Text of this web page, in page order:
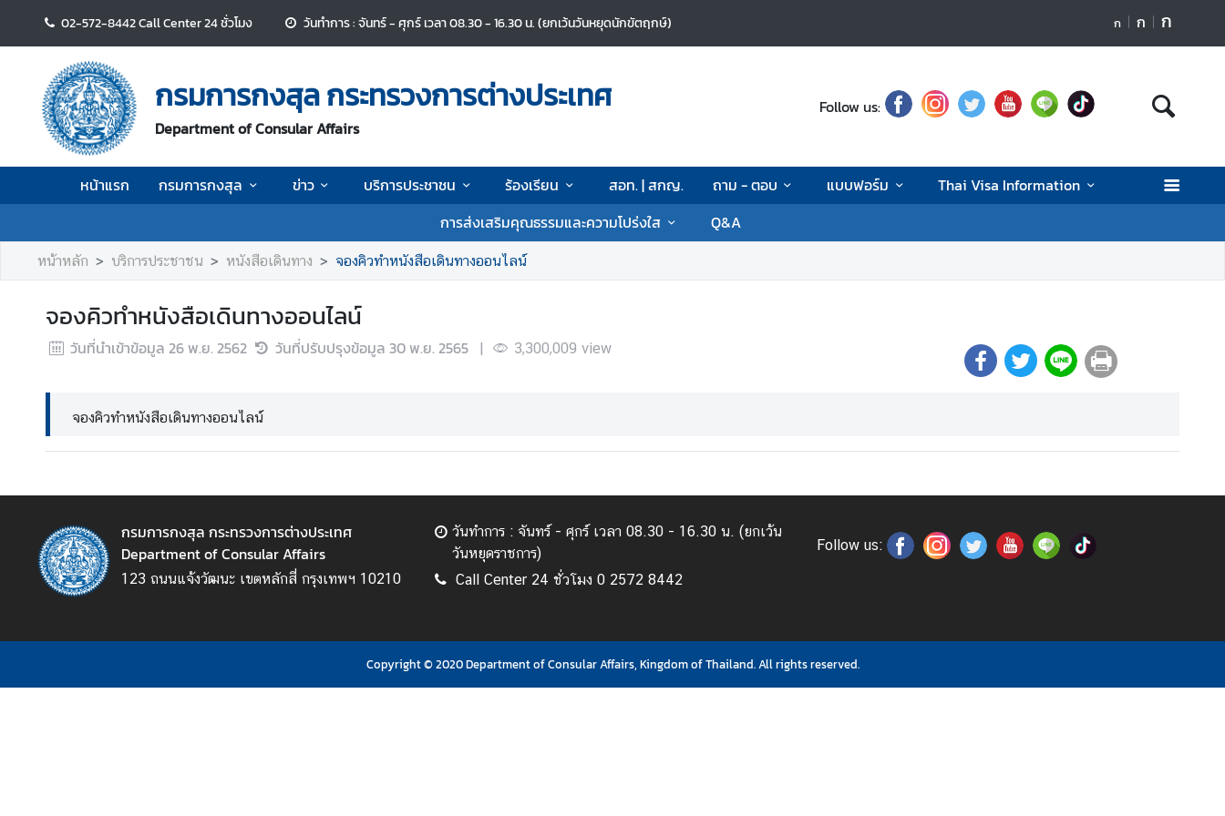
02-572-8442 Call Center 24 ชั่วโมง วันทำการ : จันทร์ - ศุกร์ เวลา 08.30 - 16.30 น. (ยกเว้นวันหยุดนักขัตฤกษ์) ก ก ก
กรมการกงสุล กระทรวงการต่างประเทศ
Department of Consular Affairs
Follow us:
หน้าแรก กรมการกงสุล ข่าว บริการประชาชน ร้องเรียน สอท. | สกญ. ถาม - ตอบ แบบฟอร์ม
Thai Visa Information
การส่งเสริมคุณธรรมและความโปร่งใส
Q&A
น้
า
แ
ก
ก
ม
ก
ร
ก
ง
บ
ริ
หน้าหลัก บริการประชาชน หนังสือเดินทาง จองคิวทำหนังสือเดินทางออนไลน์
จองคิวทำหนังสือเดินทางออนไลน์
วันที่นำเข้าข้อมูล 26 พ.ย. 2562 วันที่ปรับปรุงข้อมูล 30 พ.ย. 2565 | 3,300,009 view
จองคิวทำหนังสือเดินทางออนไลน์
กรมการกงสุล กระทรวงการต่างประเทศ
Department of Consular Affairs
123 ถนนแจ้งวัฒนะ เขตหลักสี่ กรุงเทพฯ 10210
วันทำการ : จันทร์ - ศุกร์ เวลา 08.30 - 16.30 น. (ยกเว้น
วันหยุดราชการ)
Call Center 24 ชั่วโมง 0 2572 8442
Follow us:
Copyright © 2020 Department of Consular Affairs, Kingdom of Thailand. All rights reserved.